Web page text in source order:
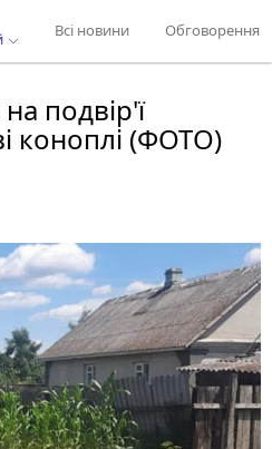
Всі новини Обговорення
подвір'ї
коноплі (ФОТО)